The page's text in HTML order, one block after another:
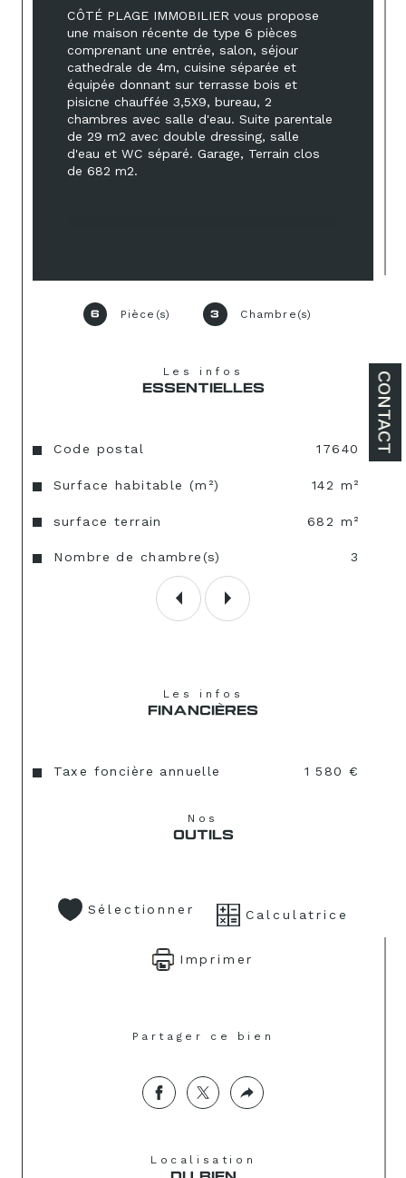
CONTACT
6 Pièce(s) 3 Chambre(s)
Les infos
ESSENTIELLES
Caractéristiques Valeurs
Code postal 17640
Surface habitable (m²) 142 m²
surface terrain 682 m²
Nombre de chambre(s) 3
CÔTÉ PLAGE IMMOBILIER vous propose
une maison récente de type 6 pièces
comprenant une entrée, salon, séjour
cathedrale de 4m, cuisine séparée et
équipée donnant sur terrasse bois et
pisicne chauffée 3,5X9, bureau, 2
chambres avec salle d'eau. Suite parentale
de 29 m2 avec double dressing, salle
d'eau et WC séparé. Garage, Terrain clos
de 682 m2.
Les infos
FINANCIÈRES
Taxe foncière annuelle 1 580 €
Nos
OUTILS
Sélectionner Calculatrice
Imprimer
Partager ce bien
Localisation